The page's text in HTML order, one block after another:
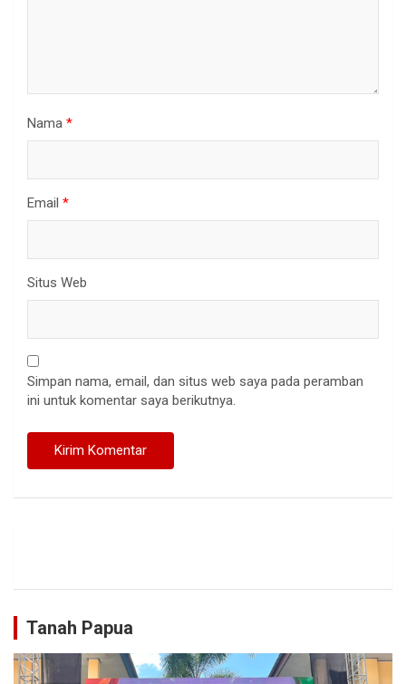
Nama *
Email *
Situs Web
Simpan nama, email, dan situs web saya pada peramban
ini untuk komentar saya berikutnya.
Tanah Papua